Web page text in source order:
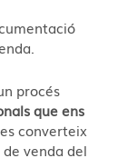
procés
que ens
converteix
venda del